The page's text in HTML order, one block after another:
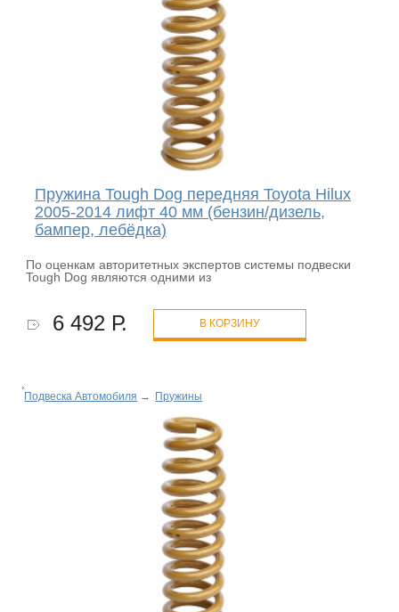
Пружина Tough Dog передняя Toyota Hilux
2005-2014 лифт 40 мм (бензин/дизель,
бампер, лебёдка)
По оценкам авторитетных экспертов системы подвески
Tough Dog являются одними из
6 492 Р. В КОРЗИНУ
Подвеска Автомобиля → Пружины